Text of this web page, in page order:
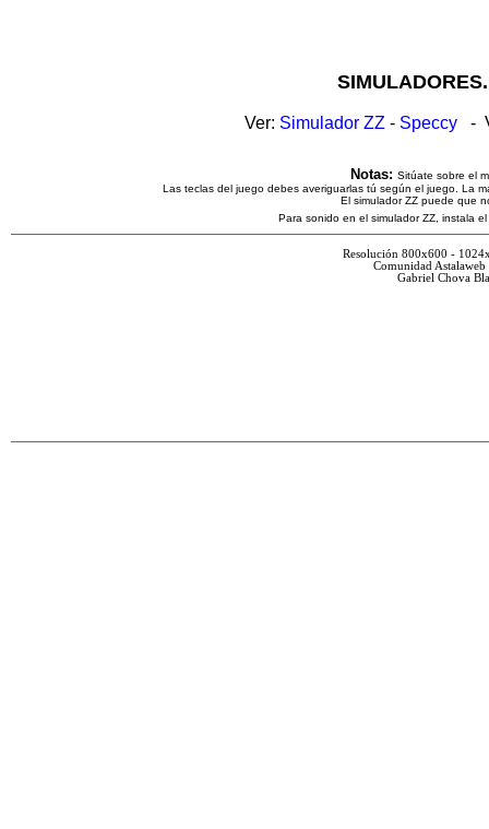
Ver: Simulador ZZ - Speccy -
Notas: Sitúate sobre el
Las teclas del juego debes averiguarlas tú según el juego. La
El simulador ZZ puede que
Para sonido en el simulador ZZ, instala
Resolución 800x600 -
Comunidad
Gabriel Chova